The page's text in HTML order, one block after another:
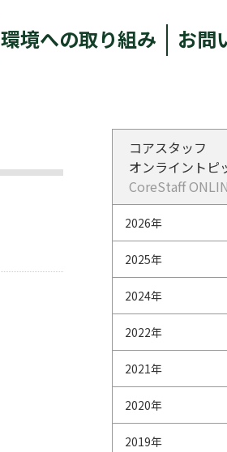
環境への取り組み お問
コアスタッフ
オンライントピ
CoreStaff
2026年
2025年
2024年
2022年
2021年
2020年
2019年